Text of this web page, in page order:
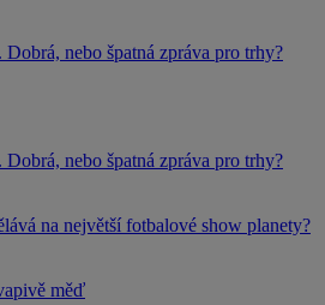
nebo špatná zpráva pro trhy?
nebo špatná zpráva pro trhy?
na největší fotbalové show planety?
měď